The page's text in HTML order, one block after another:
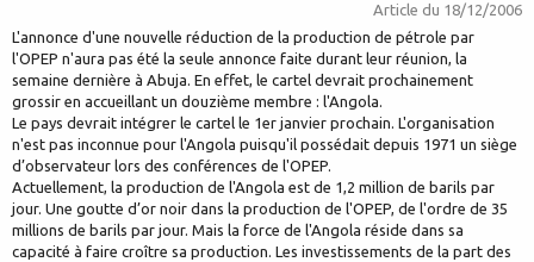
Article du 18/12/2006
L'annonce d'une nouvelle réduction de la production de pétrole par
l'OPEP n'aura pas été la seule annonce faite durant leur réunion, la
semaine dernière à Abuja. En effet, le cartel devrait prochainement
grossir en accueillant un douzième membre : l'Angola.
Le pays devrait intégrer le cartel le 1er janvier prochain. L'organisation
n'est pas inconnue pour l'Angola puisqu'il possédait depuis 1971 un siège
d’observateur lors des conférences de l'OPEP.
Actuellement, la production de l'Angola est de 1,2 million de barils par
jour. Une goutte d’or noir dans la production de l'OPEP, de l'ordre de 35
millions de barils par jour. Mais la force de l'Angola réside dans sa
capacité à faire croître sa production. Les investissements de la part des